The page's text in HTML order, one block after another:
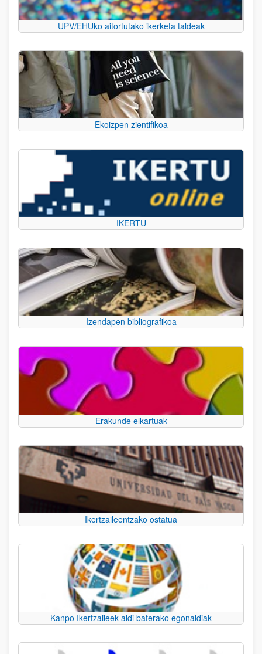
UPV/EHUko aitortutako ikerketa taldeak
Ekoizpen zientifikoa
IKERTU
Izendapen bibliografikoa
Erakunde elkartuak
Ikertzaileentzako ostatua
Kanpo Ikertzaileek aldi baterako egonaldiak